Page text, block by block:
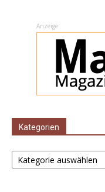
Anzeige
Kategorien
Kategorien